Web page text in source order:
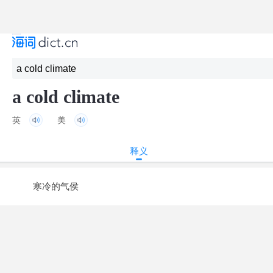
a cold climate
英 美
释义
寒冷的气侯